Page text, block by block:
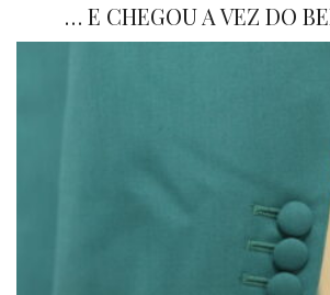
… E CHEGOU A VEZ DO